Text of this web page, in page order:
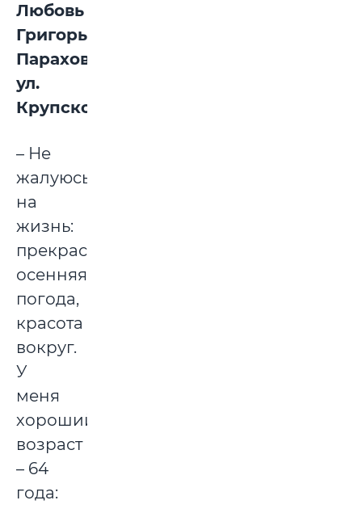
Любовь
Григорьевна
Параховник,
ул.
Крупской:
– Не
жалуюсь
на
жизнь:
прекрасная
осенняя
погода,
красота
вокруг.
У
меня
хороший
возраст
– 64
года: